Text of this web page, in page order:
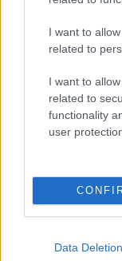
I want to
related to
I want to
related to
functionality
user
Data Deletion